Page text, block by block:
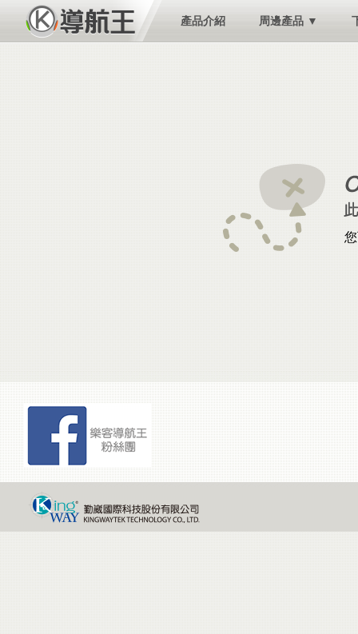
產品介紹 周邊產品 ▼